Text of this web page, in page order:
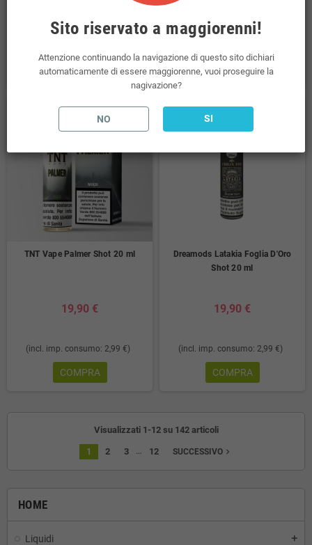
HOME
Liquidi add
COMPRA COMPRA
TNT Vape Palmer Shot 20 ml
19,90 €
(incl. imp. consumo: 2,99 €)
COMPRA
Dreamods Latakia Foglia D'Oro
Shot 20 ml
19,90 €
(incl. imp. consumo: 2,99 €)
COMPRA
Visualizzati 1-12 su 142 articoli
1 2 3 … 12 SUCCESSIVO navigate_next
Sito riservato a maggiorenni!
Attenzione continuando la navigazione di questo sito dichiari
automaticamente di essere maggiorenne, vuoi proseguire la
nagivazione?
NO SI